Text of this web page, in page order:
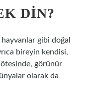
DIN?
gibi doğal
bireyin kendisi,
ötesinde, görünür
olarak da